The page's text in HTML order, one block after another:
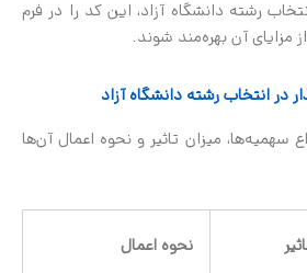
انتخاب رشته دانشگاه آزاد، این کد را در فرم
مزایای آن بهره‌مند شوند.
در انتخاب رشته دانشگاه آزاد
میزان تاثیر و نحوه اعمال آن‌ها
نحوه اعمال